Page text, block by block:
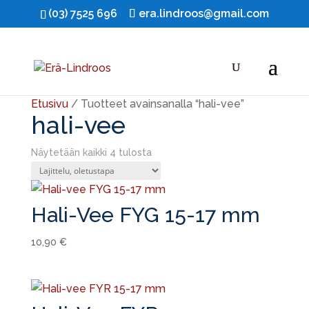
(03) 7525 696 era.lindroos@gmail.com
Etusivu/ Tuotteet avainsanalla “hali-vee”
hali-vee
Näytetään kaikki 4 tulosta
Hali-Vee FYG 15-17 mm
10,90 €